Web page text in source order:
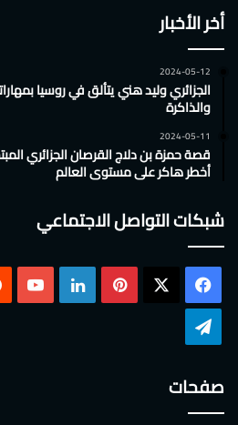
أخر الأخبار
2024-05-12
الجزائري وليد هني يتألق في روسيا
والذاكرة
2024-05-11
قصة حمزة بن دلاج القرصان الجزائري
أخطر هاكر على مستوى العالم
شبكات التواصل الاجتماعي
فيسبوك بينتيريست لينكدإن
صفحات